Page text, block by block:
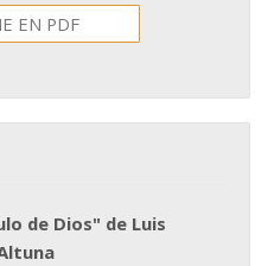
EN PDF
de Dios" de Luis